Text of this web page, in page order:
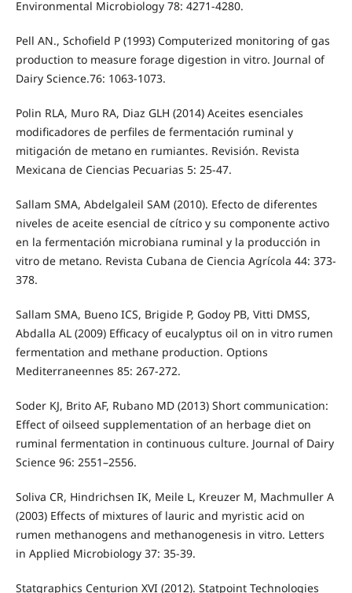
Environmental Microbiology 78: 4271-4280.
Pell AN., Schofield P (1993) Computerized monitoring of gas
production to measure forage digestion in vitro. Journal of
Dairy Science.76: 1063-1073.
Polin RLA, Muro RA, Diaz GLH (2014) Aceites esenciales
modificadores de perfiles de fermentación ruminal y
mitigación de metano en rumiantes. Revisión. Revista
Mexicana de Ciencias Pecuarias 5: 25-47.
Sallam SMA, Abdelgaleil SAM (2010). Efecto de diferentes
niveles de aceite esencial de cítrico y su componente activo
en la fermentación microbiana ruminal y la producción in
vitro de metano. Revista Cubana de Ciencia Agrícola 44: 373-
378.
Sallam SMA, Bueno ICS, Brigide P, Godoy PB, Vitti DMSS,
Abdalla AL (2009) Efficacy of eucalyptus oil on in vitro rumen
fermentation and methane production. Options
Mediterraneennes 85: 267-272.
Soder KJ, Brito AF, Rubano MD (2013) Short communication:
Effect of oilseed supplementation of an herbage diet on
ruminal fermentation in continuous culture. Journal of Dairy
Science 96: 2551–2556.
Soliva CR, Hindrichsen IK, Meile L, Kreuzer M, Machmuller A
(2003) Effects of mixtures of lauric and myristic acid on
rumen methanogens and methanogenesis in vitro. Letters
in Applied Microbiology 37: 35-39.
Statgraphics Centurion XVI (2012). Statpoint Technologies